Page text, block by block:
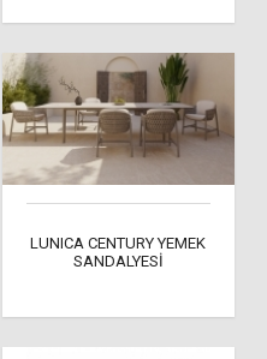
LUNICA CENTURY YEMEK
SANDALYESİ